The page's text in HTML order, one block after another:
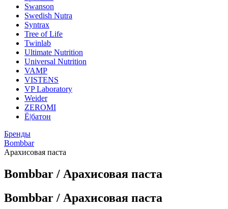
Swanson
Swedish Nutra
Syntrax
Tree of Life
Twinlab
Ultimate Nutrition
Universal Nutrition
VAMP
VISTENS
VP Laboratory
Weider
ZEROMI
Ё|батон
Бренды
Bombbar
Арахисовая паста
Bombbar / Арахисовая паста
Bombbar / Арахисовая паста